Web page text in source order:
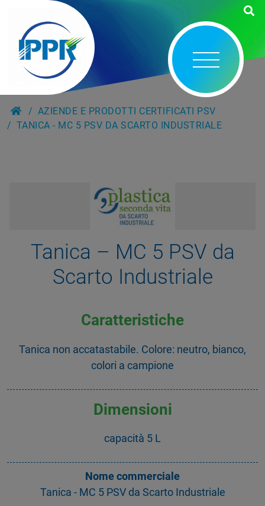
AZIENDE E PRODOTTI CERTIFICATI PSV
TANICA - MC 5 PSV DA SCARTO INDUSTRIALE
Tanica – MC 5 PSV da
Scarto Industriale
Caratteristiche
Tanica non accatastabile. Colore: neutro, bianco,
colori a campione
Dimensioni
capacità 5 L
Nome commerciale
Tanica - MC 5 PSV da Scarto Industriale